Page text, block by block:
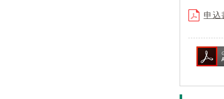
申